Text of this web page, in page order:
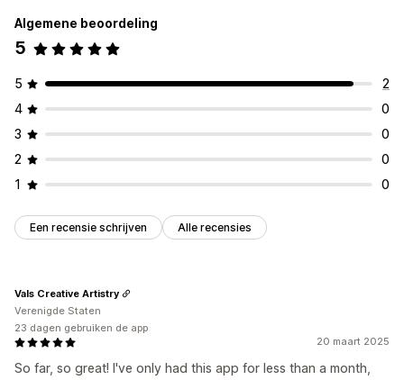
Algemene beoordeling
5
5
2
4
0
3
0
2
0
1
0
Een recensie schrijven Alle recensies
20 maart 2025
So far, so great! I've only had this app for less than a month,
Vals Creative Artistry
Verenigde Staten
23 dagen gebruiken de app